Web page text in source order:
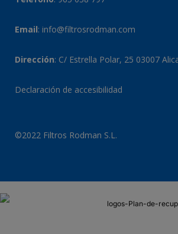
Email: info@filtrosrodman.com
Dirección: C/ Estrella Polar, 25 03007
Declaración de accesibilidad
©2022 Filtros Rodman S.L.